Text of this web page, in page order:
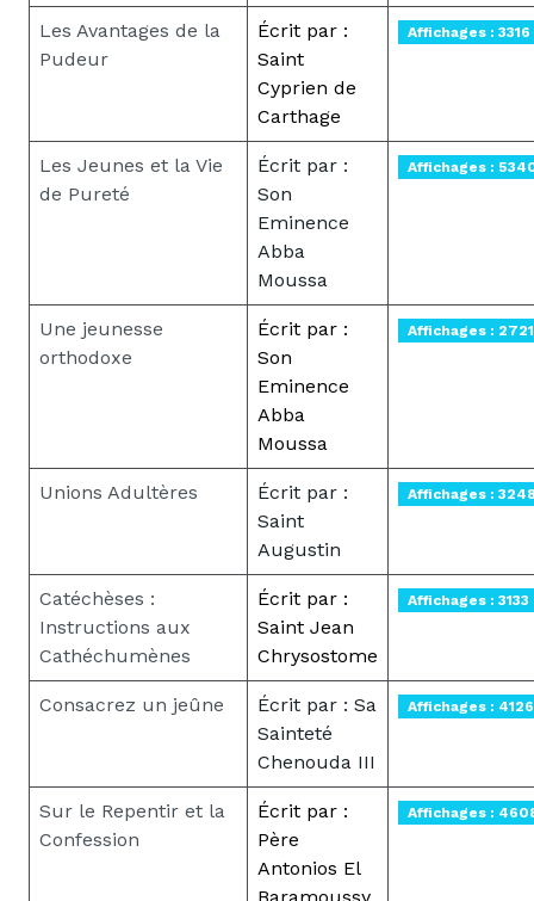
Les Avantages de la
Pudeur
Écrit par :
Saint
Cyprien de
Carthage
Affichages : 3316
Les Jeunes et la Vie
de Pureté
Écrit par :
Son
Eminence
Abba
Moussa
Affichages :
Une jeunesse
orthodoxe
Écrit par :
Son
Eminence
Abba
Moussa
Affichages : 2721
Unions Adultères
Écrit par :
Saint
Augustin
Affichages :
Catéchèses :
Instructions aux
Cathéchumènes
Écrit par :
Saint Jean
Chrysostome
Affichages : 3133
Consacrez un jeûne
Écrit par : Sa
Sainteté
Chenouda III
Affichages : 4126
Sur le Repentir et la
Confession
Écrit par :
Père
Antonios El
Affichages :